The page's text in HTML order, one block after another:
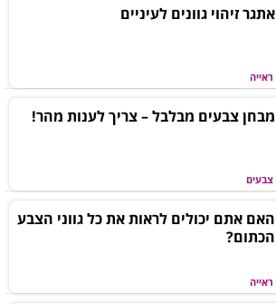
ראייה
אתגר זיהוי גוונים לעיניים
צבעים
מבחן צבעים מבלבל – צריך לענות מהר!
ראייה
האם אתם יכולים לראות את כל גווני הצבע
הכתום?